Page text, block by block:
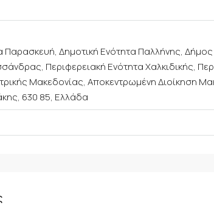
Παρασκευή, Δημοτική Ενότητα Παλλήνης, Δήμος
Περιφερειακή Ενότητα Χαλκιδικής,
Μακεδονίας, Αποκεντρωμένη Διοίκηση
630 85, Ελλάδα